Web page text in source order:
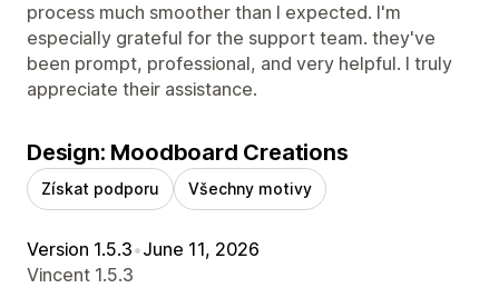
process much smoother than I expected. I'm
especially grateful for the support team. they've
been prompt, professional, and very helpful. I truly
appreciate their assistance.
Design: Moodboard Creations
Získat podporu Všechny motivy
Version 1.5.3•June 11, 2026
Vincent 1.5.3